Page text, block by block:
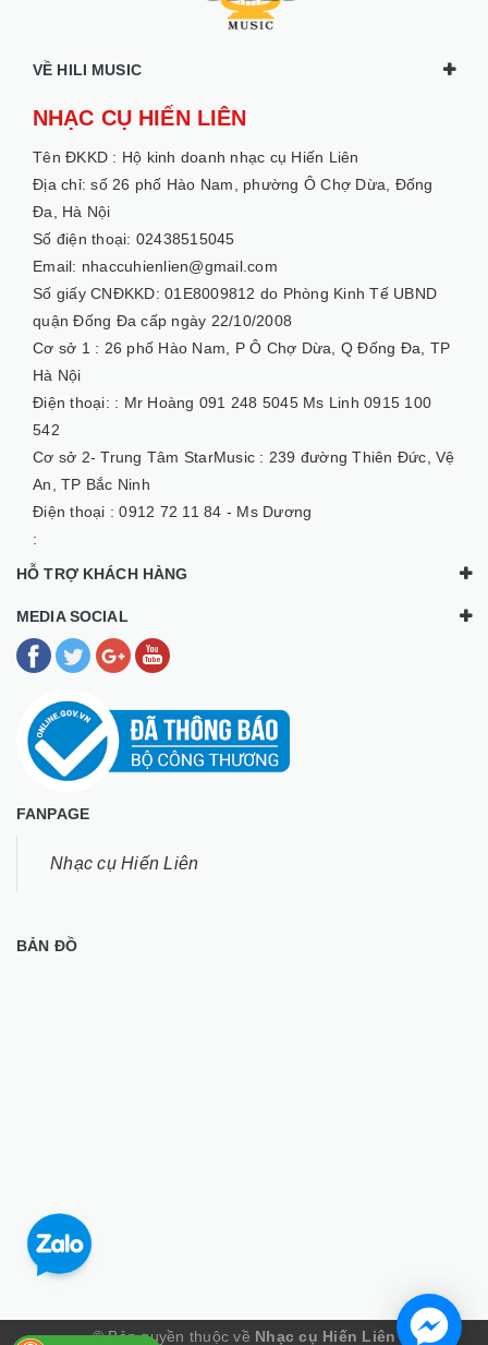
VỀ HILI MUSIC
NHẠC CỤ HIẾN LIÊN
Tên ĐKKD : Hộ kinh doanh nhạc cụ Hiến Liên
Địa chỉ: số 26 phố Hào Nam, phường Ô Chợ Dừa, Đống
Đa, Hà Nội
Số điện thoại: 02438515045
Email: nhaccuhienlien@gmail.com
Số giấy CNĐKKD: 01E8009812 do Phòng Kinh Tế UBND
quận Đống Đa cấp ngày 22/10/2008
Cơ sở 1 : 26 phố Hào Nam, P Ô Chợ Dừa, Q Đống Đa, TP
Hà Nội
Điện thoại: : Mr Hoàng 091 248 5045 Ms Linh 0915 100
542
Cơ sở 2- Trung Tâm StarMusic : 239 đường Thiên Đức, Vệ
An, TP Bắc Ninh
Điện thoại :0912 72 11 84 - Ms Dương
:
HỖ TRỢ KHÁCH HÀNG
MEDIA SOCIAL
FANPAGE
Nhạc cụ Hiến Liên
BẢN ĐỒ
© Bản quyền thuộc về Nhạc cụ Hiến Liên